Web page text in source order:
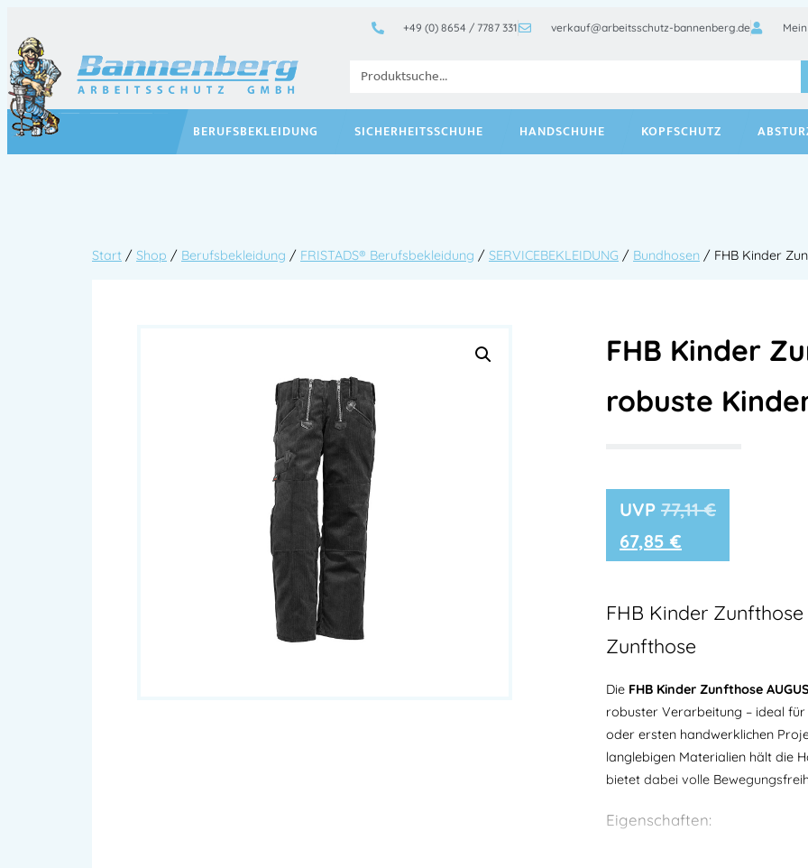
+49 (0) 8654 / 7787 331 verkauf@arbeitsschutz-bannenberg.de
BERUFSBEKLEIDUNG SICHERHEITSSCHUHE HANDSCHUHE KOPFSCHUTZ
Start / Shop / Berufsbekleidung / FRISTADS® Berufsbekleidung / SERVICEBEKLEIDUNG / Bundhosen / FHB Kinder
FHB Kinder
robuste
77,11€
67,85 €
FHB Kinder
Zunfthose
Die FHB Kinder Zunfthose
robuster Verarbeitung – ideal für
oder ersten handwerklichen
langlebigen Materialien hält die
bietet dabei volle
Eigenschaften:
100 %